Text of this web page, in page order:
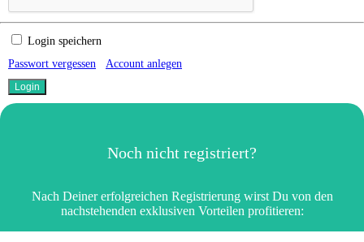
Login speichern
Passwort vergessen
Account anlegen
Noch nicht registriert?
Nach Deiner erfolgreichen Registrierung wirst Du von den
nachstehenden exklusiven Vorteilen profitieren: